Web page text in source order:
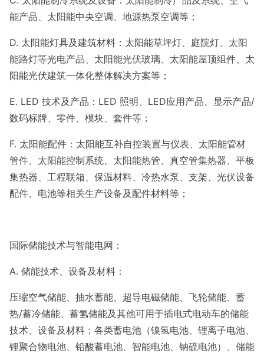
能产品、太阳能中央空调、地源热泵空调等；
D. 太阳能灯具及建筑材料：太阳能草坪灯、庭院灯、太阳
能路灯等光电产品、太阳能光伏玻璃、太阳能屋顶组件、太
阳能光伏建筑一体化整体解决方案等；
E. LED 技术及产品：LED 照明、LED应用产品、显示产品/
数码标牌、零件、模块、套件等；
F. 太阳能配件：太阳能互补自控装置与仪表、太阳能管材
管件、太阳能控制系统、太阳能热管、真空管集热器、平板
集热器、工程联箱、保温材料、冷热水泵、支架、光伏设备
配件、电池等相关生产设备及配件材料等；
国际储能技术与智能电网：
A. 储能技术、设备及材料：
压缩空气储能、抽水蓄能、超导电磁储能、飞轮储能、蓄
热/蓄冷储能、蓄氢储能及其他可用于插电式电动车的储能
技术、设备及材料；各类蓄电池（镍氢电池、锂离子电池、
锂聚合物电池、铅酸蓄电池、智能电池、钠硫电池）、储能